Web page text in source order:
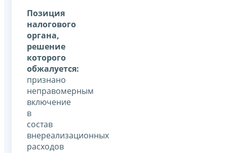
Позиция
налогового
органа,
решение
которого
обжалуется:
признано
неправомерным
включение
в
состав
внереализационных
расходов